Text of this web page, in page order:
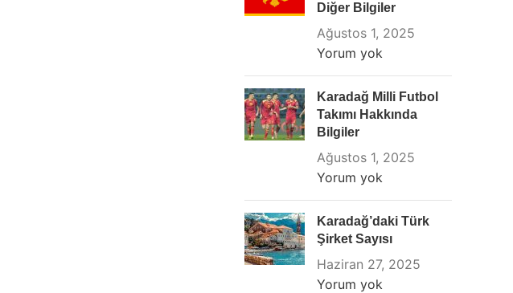
Diğer Bilgiler
Ağustos 1, 2025
Yorum yok
Karadağ Milli Futbol
Takımı Hakkında
Bilgiler
Ağustos 1, 2025
Yorum yok
Karadağ’daki Türk
Şirket Sayısı
Haziran 27, 2025
Yorum yok